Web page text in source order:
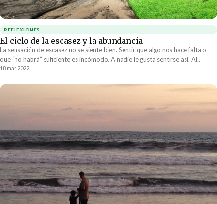
REFLEXIONES
El ciclo de la escasez y la abundancia
La sensación de escasez no se siente bien. Sentir que algo nos hace falta o
que “no habrá” suficiente es incómodo. A nadie le gusta sentirse así. Al
mismo tiempo, es esta sensación la que en gran parte determina la
sensación de escasez de cierto modo, nos motiva.
18 mar 2022